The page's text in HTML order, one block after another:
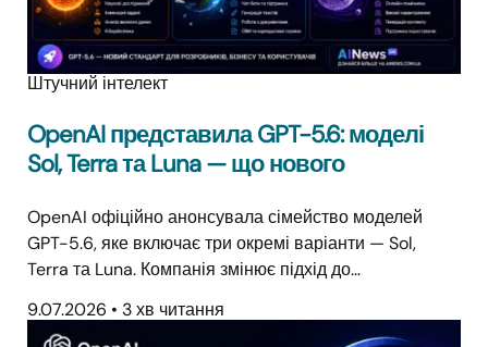
Штучний інтелект
OpenAI представила GPT-5.6: моделі
Sol, Terra та Luna — що нового
OpenAI офіційно анонсувала сімейство моделей
GPT-5.6, яке включає три окремі варіанти — Sol,
Terra та Luna. Компанія змінює підхід до…
9.07.2026 • 3 хв читання